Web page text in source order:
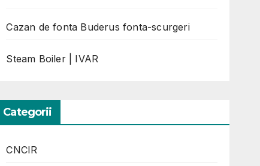
Cazan de fonta Buderus fonta-scurgeri
Steam Boiler | IVAR
Categorii
CNCIR